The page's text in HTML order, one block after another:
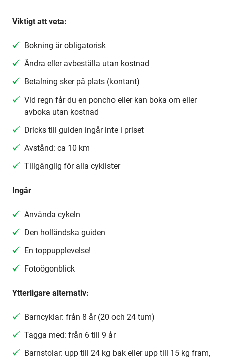
Viktigt att veta:
Bokning är obligatorisk
Ändra eller avbeställa utan kostnad
Betalning sker på plats (kontant)
Vid regn får du en poncho eller kan boka om eller
avboka utan kostnad
Dricks till guiden ingår inte i priset
Avstånd: ca 10 km
Tillgänglig för alla cyklister
Ingår
Använda cykeln
Den holländska guiden
En toppupplevelse!
Fotoögonblick
Ytterligare alternativ:
Barncyklar: från 8 år (20 och 24 tum)
Tagga med: från 6 till 9 år
Barnstolar: upp till 24 kg bak eller upp till 15 kg fram,